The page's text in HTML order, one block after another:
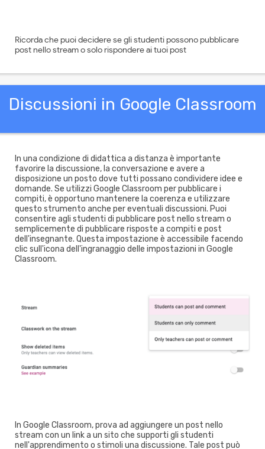
Ricorda che puoi decidere se gli studenti possono pubblicare
post nello stream o solo rispondere ai tuoi post
Discussioni in Google Classroom
In una condizione di didattica a distanza è importante
favorire la discussione, la conversazione e avere a
disposizione un posto dove tutti possano condividere idee e
domande. Se utilizzi Google Classroom per pubblicare i
compiti, è opportuno mantenere la coerenza e utilizzare
questo strumento anche per eventuali discussioni. Puoi
consentire agli studenti di pubblicare post nello stream o
semplicemente di pubblicare risposte a compiti e post
dell'insegnante. Questa impostazione è accessibile facendo
clic sull'icona dell'ingranaggio delle impostazioni in Google
Classroom.
In Google Classroom, prova ad aggiungere un post nello
stream con un link a un sito che supporti gli studenti
nell'apprendimento o stimoli una discussione. Tale post può